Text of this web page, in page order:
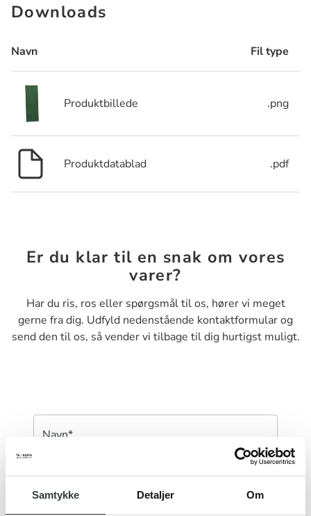
Samtykke Detaljer Om
Downloads
Navn Fil type
Produktbillede .png
Produktdatablad .pdf
Er du klar til en snak om vores
varer?
Har du ris, ros eller spørgsmål til os, hører vi meget
gerne fra dig. Udfyld nedenstående kontaktformular og
send den til os, så vender vi tilbage til dig hurtigst muligt.
Navn*
Firma*